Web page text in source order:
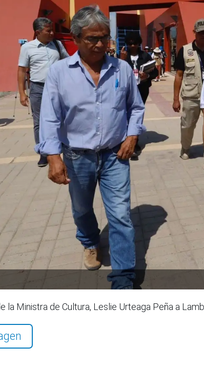
la Ministra de Cultura, Leslie Urteaga Peña a